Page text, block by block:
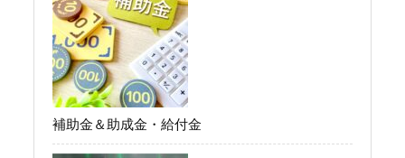
補助金＆助成金・給付金